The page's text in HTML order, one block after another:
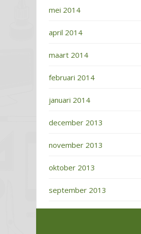
mei 2014
april 2014
maart 2014
februari 2014
januari 2014
december 2013
november 2013
oktober 2013
september 2013